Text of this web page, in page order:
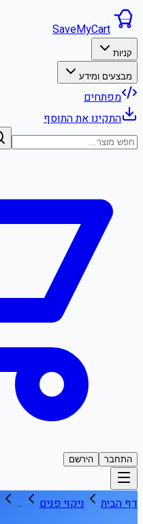
SaveMyCart
קניות
מבצעים ומידע
מפתחים
התקינו את התוסף
התחבר הירשם
דף הבית ניקוי פנים …